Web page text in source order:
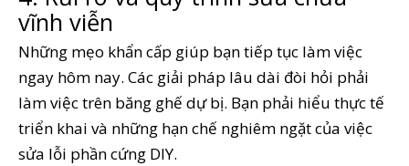
vĩnh viễn
Những mẹo khẩn cấp giúp bạn tiếp tục làm việc
ngay hôm nay. Các giải pháp lâu dài đòi hỏi phải
làm việc trên băng ghế dự bị. Bạn phải hiểu thực tế
triển khai và những hạn chế nghiêm ngặt của việc
sửa lỗi phần cứng DIY.